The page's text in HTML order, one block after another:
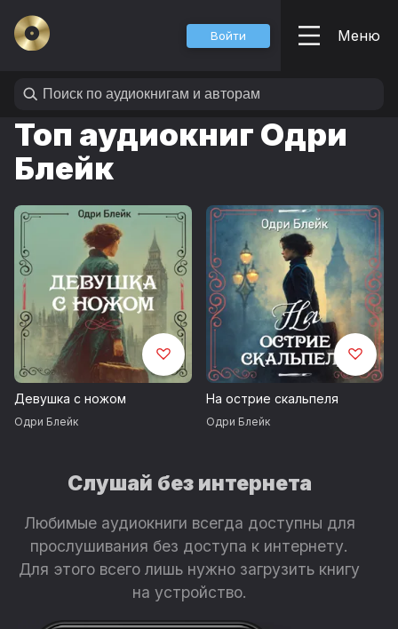
Войти Меню
Топ аудиокниг Одри
Блейк
Девушка с ножом
Одри Блейк
На острие скальпеля
Одри Блейк
Слушай без интернета
Любимые аудиокниги всегда доступны для
прослушивания без доступа к интернету.
Для этого всего лишь нужно загрузить книгу
на устройство.